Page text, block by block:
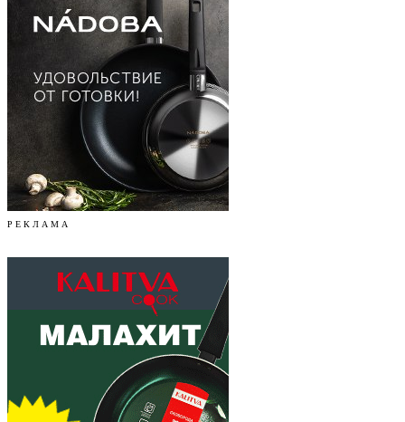
Р Е К Л А М А